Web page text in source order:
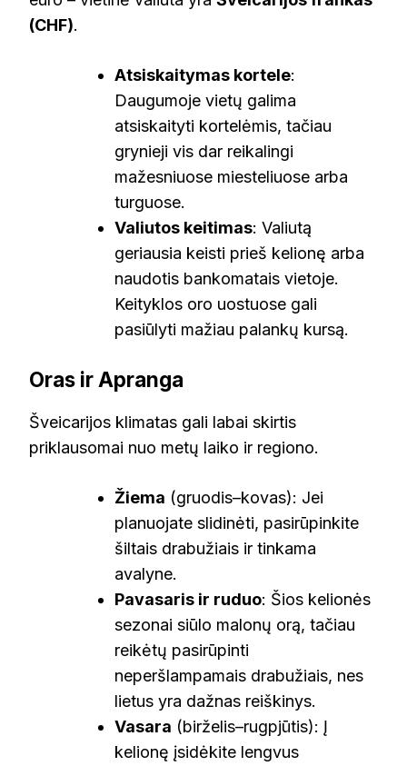
(CHF).
Atsiskaitymas kortele:
Daugumoje vietų galima
atsiskaityti kortelėmis, tačiau
grynieji vis dar reikalingi
mažesniuose miesteliuose arba
turguose.
Valiutos keitimas: Valiutą
geriausia keisti prieš kelionę arba
naudotis bankomatais vietoje.
Keityklos oro uostuose gali
pasiūlyti mažiau palankų kursą.
Oras ir Apranga
Šveicarijos klimatas gali labai skirtis
priklausomai nuo metų laiko ir regiono.
Žiema (gruodis–kovas): Jei
planuojate slidinėti, pasirūpinkite
šiltais drabužiais ir tinkama
avalyne.
Pavasaris ir ruduo: Šios kelionės
sezonai siūlo malonų orą, tačiau
reikėtų pasirūpinti
neperšlampamais drabužiais, nes
lietus yra dažnas reiškinys.
Vasara (birželis–rugpjūtis): Į
kelionę įsidėkite lengvus